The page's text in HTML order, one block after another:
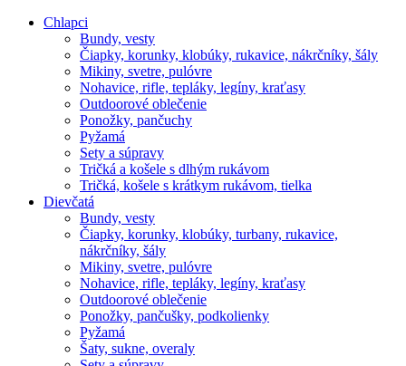
Chlapci
Bundy, vesty
Čiapky, korunky, klobúky, rukavice, nákrčníky, šály
Mikiny, svetre, pulóvre
Nohavice, rifle, tepláky, legíny, kraťasy
Outdoorové oblečenie
Ponožky, pančuchy
Pyžamá
Sety a súpravy
Tričká a košele s dlhým rukávom
Tričká, košele s krátkym rukávom, tielka
Dievčatá
Bundy, vesty
Čiapky, korunky, klobúky, turbany, rukavice,
nákrčníky, šály
Mikiny, svetre, pulóvre
Nohavice, rifle, tepláky, legíny, kraťasy
Outdoorové oblečenie
Ponožky, pančušky, podkolienky
Pyžamá
Šaty, sukne, overaly